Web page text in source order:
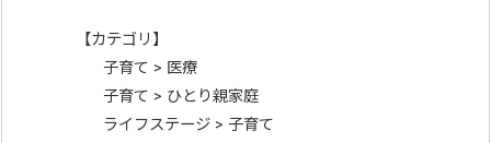
【カテゴリ】
子育て > 医療
子育て > ひとり親家庭
ライフステージ > 子育て